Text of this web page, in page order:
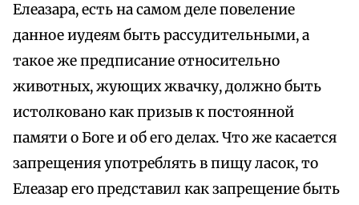
Елеазара, есть на самом деле повеление
данное иудеям быть рассудительными, а
такое же предписание относительно
животных, жующих жвачку, должно быть
истолковано как призыв к постоянной
памяти о Боге и об его делах. Что же касается
запрещения употреблять в пищу ласок, то
Елеазар его представил как запрещение быть